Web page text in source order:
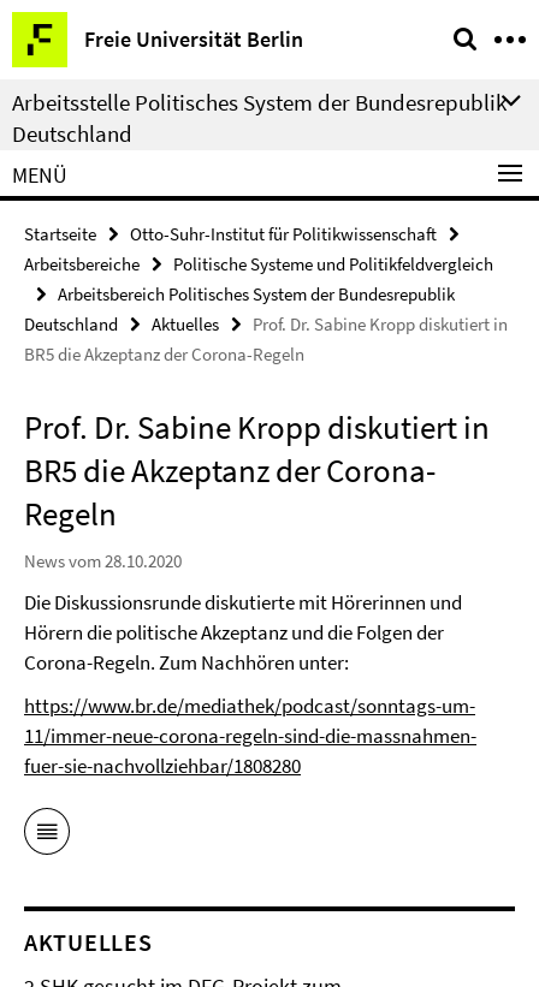
Springe
direkt
zu
Inhalt
Freie Universität Berlin
Service-
Navigation
Arbeitsstelle Politisches System der Bundesrepublik
Deutschland
MENÜ
Startseite
Otto-Suhr-Institut für Politikwissenschaft
Arbeitsbereiche
Politische Systeme und Politikfeldvergleich
Arbeitsbereich Politisches System der Bundesrepublik
Deutschland
Aktuelles
Prof. Dr. Sabine Kropp diskutiert in
BR5 die Akzeptanz der Corona-Regeln
Prof. Dr. Sabine Kropp diskutiert in
BR5 die Akzeptanz der Corona-
Regeln
News vom 28.10.2020
Die Diskussionsrunde diskutierte mit Hörerinnen und
Hörern die politische Akzeptanz und die Folgen der
Corona-Regeln. Zum Nachhören unter:
https://www.br.de/mediathek/podcast/sonntags-um-
11/immer-neue-corona-regeln-sind-die-massnahmen-
fuer-sie-nachvollziehbar/1808280
AKTUELLES